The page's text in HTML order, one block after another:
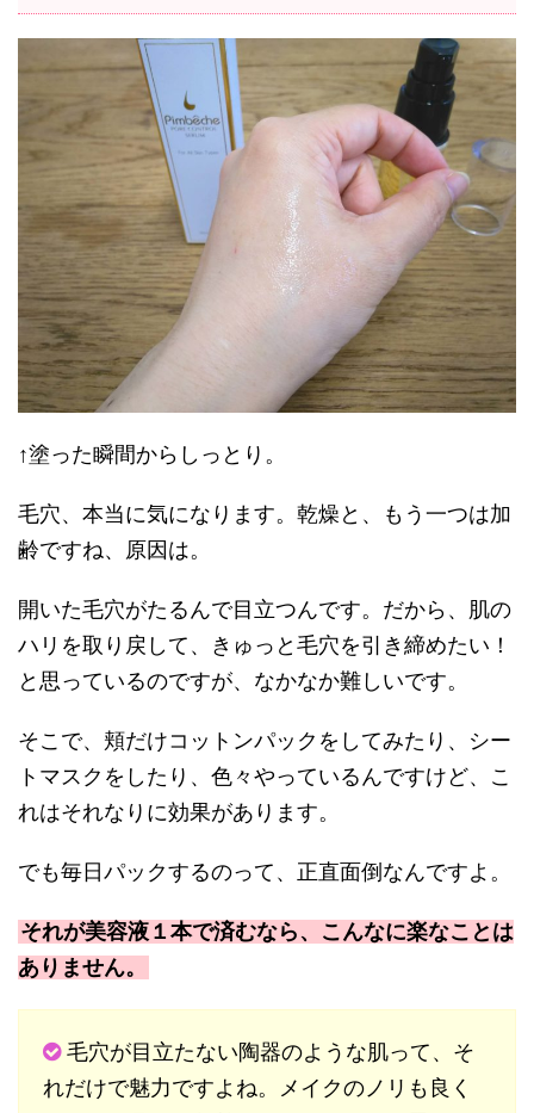
↑塗った瞬間からしっとり。
毛穴、本当に気になります。乾燥と、もう一つは加
齢ですね、原因は。
開いた毛穴がたるんで目立つんです。だから、肌の
ハリを取り戻して、きゅっと毛穴を引き締めたい！
と思っているのですが、なかなか難しいです。
そこで、頬だけコットンパックをしてみたり、シー
トマスクをしたり、色々やっているんですけど、こ
れはそれなりに効果があります。
でも毎日パックするのって、正直面倒なんですよ。
それが美容液１本で済むなら、こんなに楽なことは
ありません。
毛穴が目立たない陶器のような肌って、そ
れだけで魅力ですよね。メイクのノリも良く